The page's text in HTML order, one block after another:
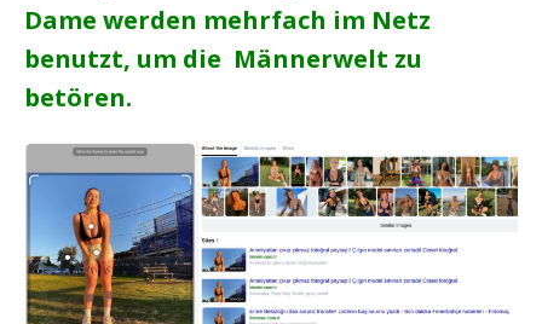
Dame werden mehrfach im Netz
benutzt, um die Männerwelt zu
betören.